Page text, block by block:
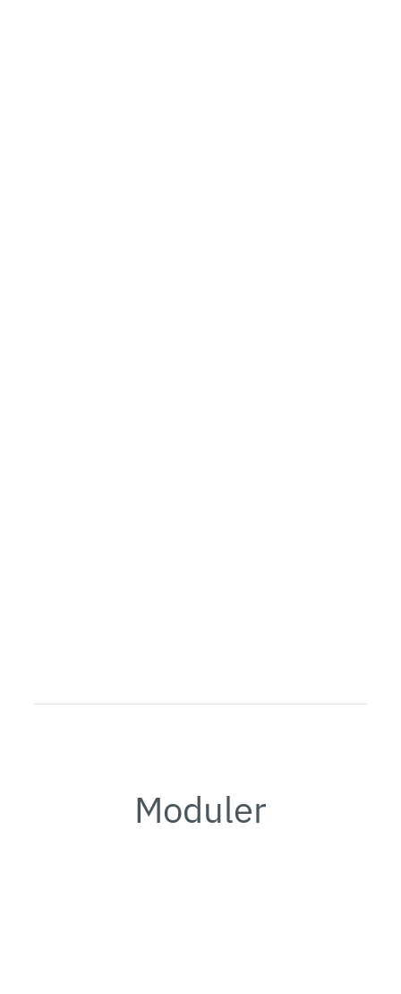
Moduler